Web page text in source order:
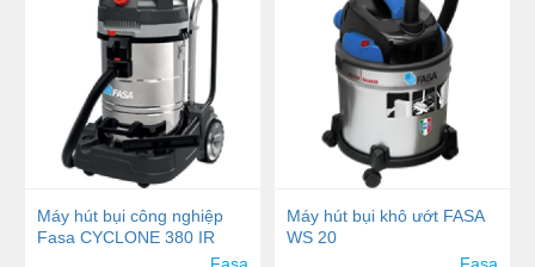
Máy hút bụi công nghiệp
Fasa CYCLONE 380 IR
Máy hút bụi khô ướt FASA
WS 20